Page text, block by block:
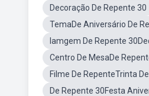
Decoração De Repente 30
TemaDe Aniversário De
Iamgem De Repente
Centro De MesaDe
Filme De RepenteTrinta
De Repente 30Festa